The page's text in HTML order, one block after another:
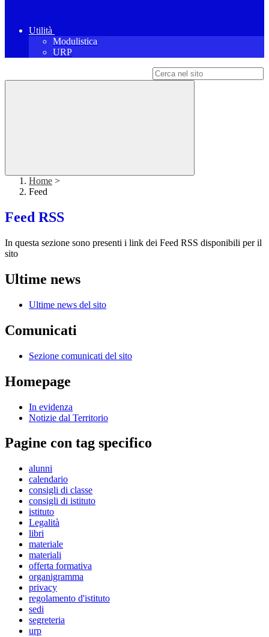
Utilità
Modulistica
URP
Home >
Feed
Feed RSS
In questa sezione sono presenti i link dei Feed RSS disponibili per il
sito
Ultime news
Ultime news del sito
Comunicati
Sezione comunicati del sito
Homepage
In evidenza
Notizie dal Territorio
Pagine con tag specifico
alunni
calendario
consigli di classe
consigli di istituto
istituto
Legalità
libri
materiale
materiali
offerta formativa
organigramma
privacy
regolamento d'istituto
sedi
segreteria
urp